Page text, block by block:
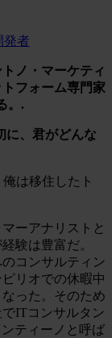
発者
ノ・マーケティ
フォーム専門家
。.
に、君がどんな
は移住したト
ーアナリストと
験は豊富だ。
コンサルティン
リオでの休暇中
った。そのため
ITコンサルタン
ティーノと呼ば